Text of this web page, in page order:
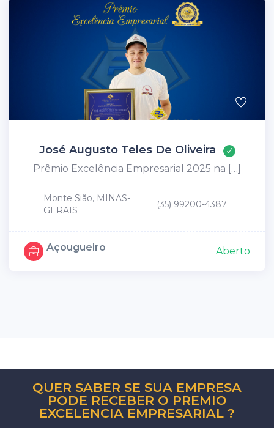
José Augusto Teles De Oliveira
Prêmio Excelência Empresarial 2025 na […]
Monte Sião, MINAS-
GERAIS
(35) 99200-4387
Açougueiro Aberto
QUER SABER SE SUA EMPRESA
PODE RECEBER O PREMIO
EXCELENCIA EMPRESARIAL ?